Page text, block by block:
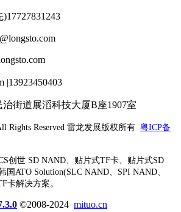
)17727831243
|13923450403
街道展滔科技大厦B座1907室
Rights Reserved 雷龙发展版权所有 粤ICP备
创世 SD NAND、贴片式TF卡、贴片式SD
国ATO Solution(SLC NAND、SPI NAND、
卡解决方案。
©2008-2024 mituo.cn